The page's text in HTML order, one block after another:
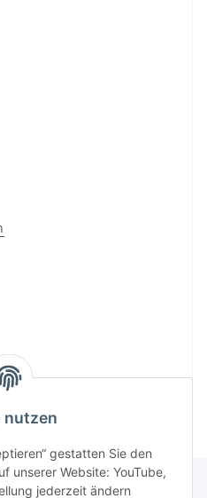
nutzen
gestatten Sie den
unserer Website: YouTube,
jederzeit ändern